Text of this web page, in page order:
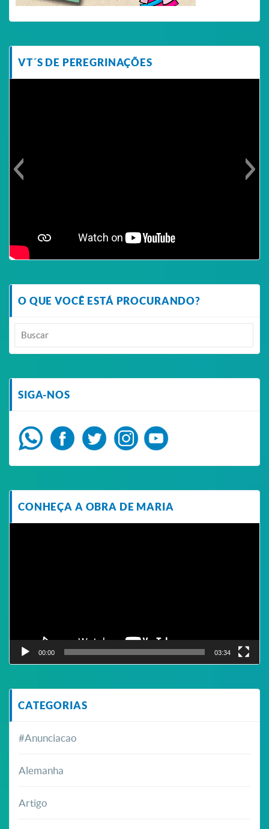
VT´S DE PEREGRINAÇÕES
O QUE VOCÊ ESTÁ PROCURANDO?
SIGA-NOS
CONHEÇA A OBRA DE MARIA
00:00 03:34
CATEGORIAS
#Anunciacao
Alemanha
Artigo